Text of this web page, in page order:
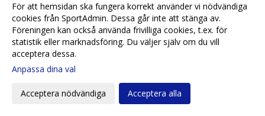
Fina framgångar för F03 i Göteborg 2015-09-13 10:20
Säsongens klubbprofil är ute! 2015-09-11 14:16
Påminnelse - En efterlängtad tränarutbildning 2015-09-04 19:16
Barn och ungdoms teamet har också säsongsstart
För att hemsidan ska fungera korrekt använder vi nödvändiga
cookies från SportAdmin. Dessa går inte att stänga av.
Föreningen kan också använda frivilliga cookies, t.ex. för
statistik eller marknadsföring. Du väljer själv om du vill
acceptera dessa.
Anpassa dina val
Acceptera nödvändiga Acceptera alla